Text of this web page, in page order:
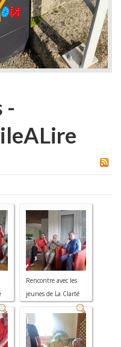
-
Rencontre avec les
jeunes de La Clarté